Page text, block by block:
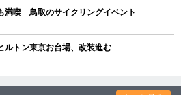
満喫 鳥取のサイクリングイベント
トン東京お台場、改装進む